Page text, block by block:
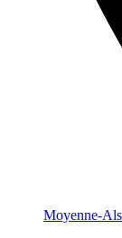
Moyenne-